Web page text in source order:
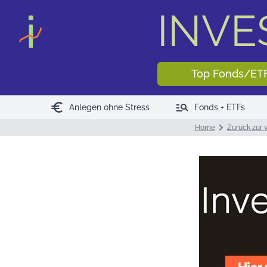
Top Fonds/
euro Anlegen ohne Stress manage_search Fonds + ETFs
Home Zurück zur